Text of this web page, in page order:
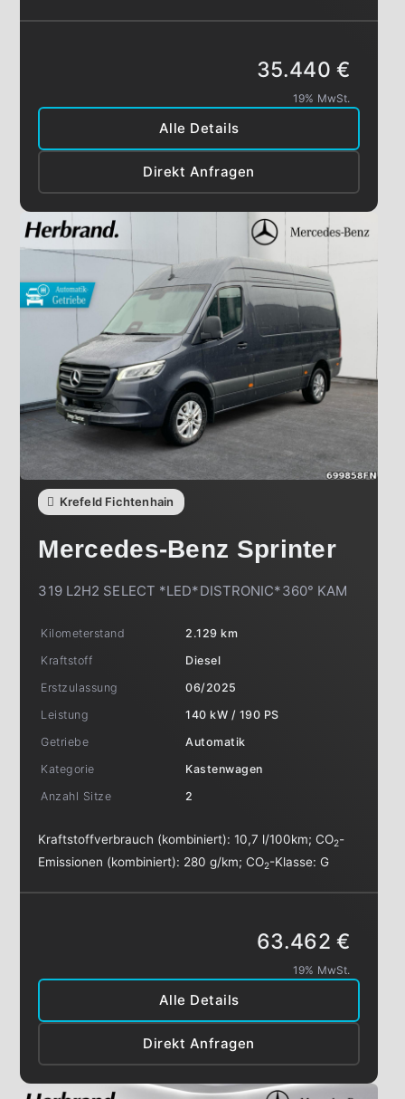
Alle Details
Direkt Anfragen
35.440 €
19% MwSt.
Krefeld Fichtenhain
Mercedes-Benz Sprinter
319 L2H2 SELECT *LED*DISTRONIC*360° KAM
Kilometerstand
2.129 km
Kraftstoff
Diesel
Erstzulassung
06/2025
Leistung
140 kW / 190 PS
Getriebe
Automatik
Kategorie
Kastenwagen
Anzahl Sitze
2
Kraftstoffverbrauch (kombiniert):10,7 l/100km;CO2-
Emissionen (kombiniert): 280 g/km;CO2-Klasse:G
Alle Details
Direkt Anfragen
63.462 €
19% MwSt.